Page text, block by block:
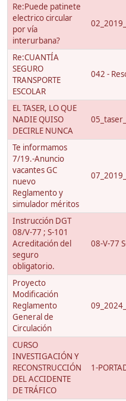
Re:Puede patinete
electrico circular
por vía
interurbana?
Re:CUANTÍA
SEGURO
TRANSPORTE
ESCOLAR
042 -
EL TASER, LO QUE
NADIE QUISO
DECIRLE NUNCA
Te informamos
7/19.-Anuncio
vacantes GC
nuevo
Reglamento y
simulador méritos
Instrucción DGT
08/V-77 ; S-101
Acreditación del
seguro
obligatorio.
08-V-77
Proyecto
Modificación
Reglamento
General de
Circulación
CURSO
INVESTIGACIÓN Y
RECONSTRUCCIÓN
DEL ACCIDENTE
DE TRÁFICO
1-